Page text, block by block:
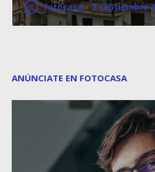
Fotocasa · 7 septiembre
ANÚNCIATE EN FOTOCASA